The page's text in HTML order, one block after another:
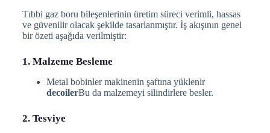
Tıbbi gaz boru bileşenlerinin üretim süreci verimli, hassas
ve güvenilir olacak şekilde tasarlanmıştır. İş akışının genel
bir özeti aşağıda verilmiştir:
1. Malzeme Besleme
Metal bobinler makinenin şaftına yüklenir
decoilerBu da malzemeyi silindirlere besler.
2. Tesviye